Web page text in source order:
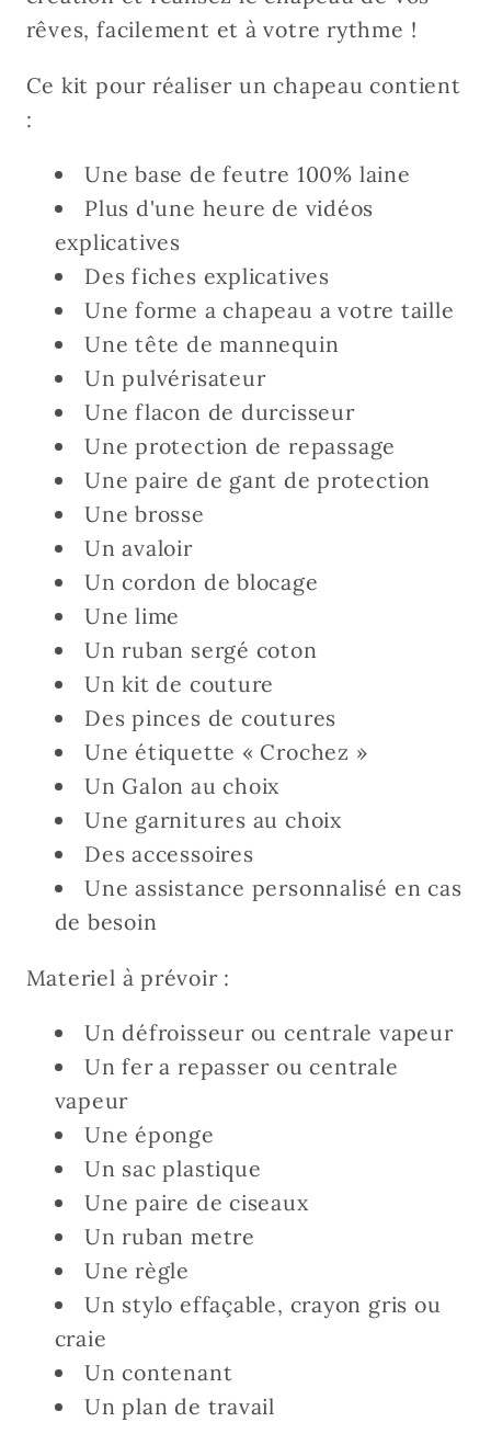
rêves, facilement et à votre rythme !
Ce kit pour réaliser un chapeau contient
:
Une base de feutre 100% laine
Plus d'une heure de vidéos
explicatives
Des fiches explicatives
Une forme a chapeau a votre taille
Une tête de mannequin
Un pulvérisateur
Une flacon de durcisseur
Une protection de repassage
Une paire de gant de protection
Une brosse
Un avaloir
Un cordon de blocage
Une lime
Un ruban sergé coton
Un kit de couture
Des pinces de coutures
Une étiquette « Crochez »
Un Galon au choix
Une garnitures au choix
Des accessoires
Une assistance personnalisé en cas
de besoin
Materiel à prévoir :
Un défroisseur ou centrale vapeur
Un fer a repasser ou centrale
vapeur
Une éponge
Un sac plastique
Une paire de ciseaux
Un ruban metre
Une règle
Un stylo effaçable, crayon gris ou
craie
Un contenant
Un plan de travail